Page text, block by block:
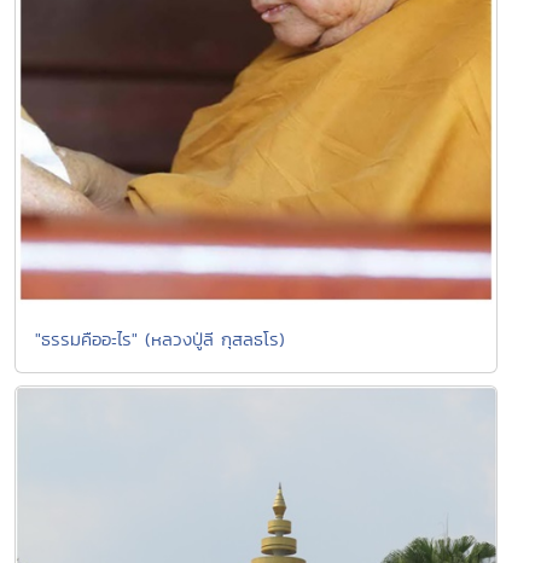
"ธรรมคืออะไร" (หลวงปู่ลี กุสลธโร)